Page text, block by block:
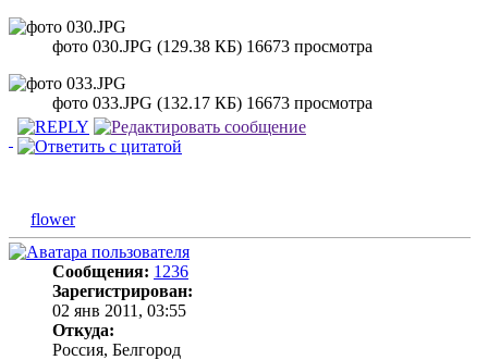
фото 030.JPG (129.38 КБ) 16673 просмотра
фото 033.JPG (132.17 КБ) 16673 просмотра
flower
Сообщения: 1236
Зарегистрирован:
02 янв 2011, 03:55
Откуда:
Россия, Белгород